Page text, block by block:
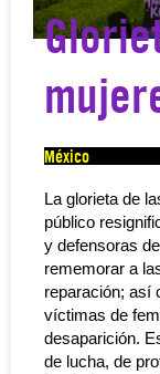
México
La glorieta de
público
y defensoras
rememorar a
reparación; así
víctimas de
desaparición.
de lucha, de